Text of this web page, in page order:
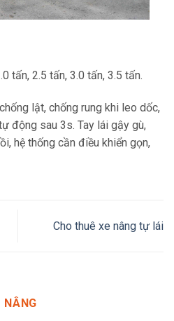
tấn, 2.5 tấn, 3.0 tấn, 3.5 tấn.
lật, chống rung khi leo dốc,
động sau 3s. Tay lái gậy gù,
hệ thống cần điều khiển gọn,
Cho thuê xe nâng tự lái
NÂNG